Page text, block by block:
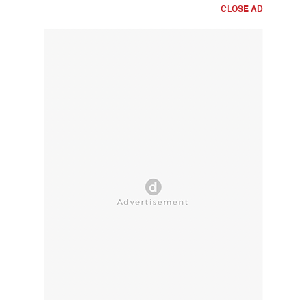
CLOSE AD